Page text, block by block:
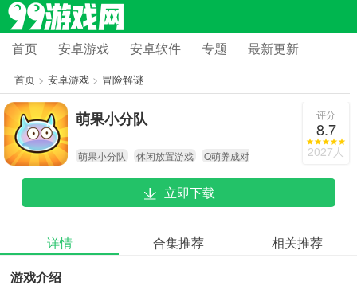
首页 安卓游戏 安卓软件 专题 最新更新
首页> 安卓游戏> 冒险解谜
萌果小分队
萌果小分队 休闲放置游戏
Q萌养成对
评分
8.7
2027人
立即下载
详情 合集推荐
相关推荐
游戏介绍